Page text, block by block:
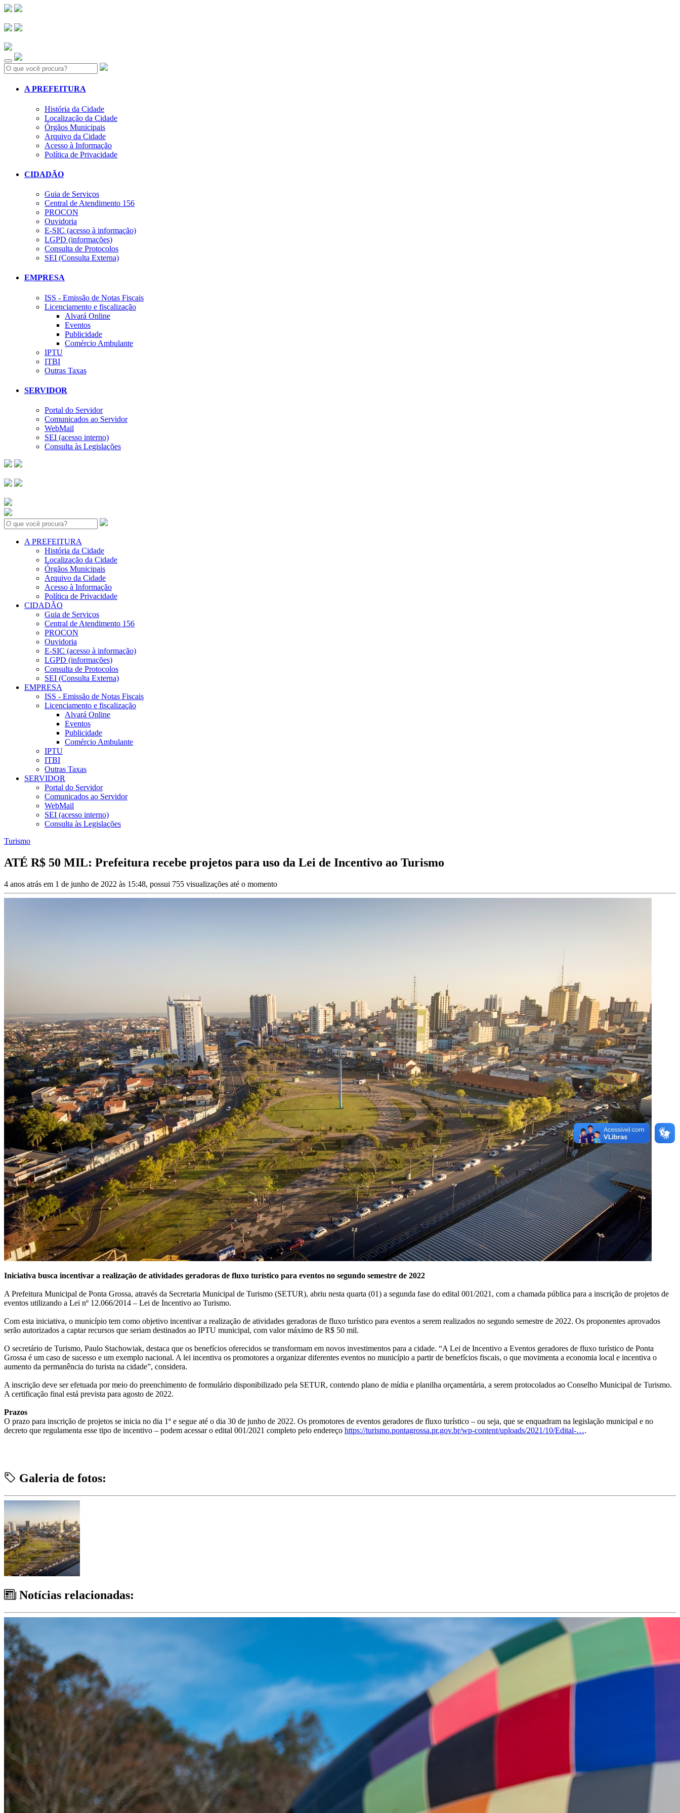
Search:
A PREFEITURA
História da Cidade
Localização da Cidade
Órgãos Municipais
Arquivo da Cidade
Acesso à Informação
Política de Privacidade
CIDADÃO
Guia de Serviços
Central de Atendimento 156
PROCON
Ouvidoria
E-SIC (acesso à informação)
LGPD (informações)
Consulta de Protocolos
SEI (Consulta Externa)
EMPRESA
ISS - Emissão de Notas Fiscais
Licenciamento e fiscalização
Alvará Online
Eventos
Publicidade
Comércio Ambulante
IPTU
ITBI
Outras Taxas
SERVIDOR
Portal do Servidor
Comunicados ao Servidor
WebMail
SEI (acesso interno)
Consulta às Legislações
Search:
A PREFEITURA
História da Cidade
Localização da Cidade
Órgãos Municipais
Arquivo da Cidade
Acesso à Informação
Política de Privacidade
CIDADÃO
Guia de Serviços
Central de Atendimento 156
PROCON
Ouvidoria
E-SIC (acesso à informação)
LGPD (informações)
Consulta de Protocolos
SEI (Consulta Externa)
EMPRESA
ISS - Emissão de Notas Fiscais
Licenciamento e fiscalização
Alvará Online
Eventos
Publicidade
Comércio Ambulante
IPTU
ITBI
Outras Taxas
SERVIDOR
Portal do Servidor
Comunicados ao Servidor
WebMail
SEI (acesso interno)
Consulta às Legislações
Turismo
ATÉ R$ 50 MIL: Prefeitura recebe projetos para uso da Lei de Incentivo ao Turismo
4 anos atrás em 1 de junho de 2022 às 15:48, possui 755 visualizações até o momento
Iniciativa busca incentivar a realização de atividades geradoras de fluxo turístico para eventos no segundo semestre de 2022
A Prefeitura Municipal de Ponta Grossa, através da Secretaria Municipal de Turismo (SETUR), abriu nesta quarta (01) a segunda fase do edital 001/2021, com a chamada pública para a inscrição de projetos de
eventos utilizando a Lei nº 12.066/2014 – Lei de Incentivo ao Turismo.
Com esta iniciativa, o município tem como objetivo incentivar a realização de atividades geradoras de fluxo turístico para eventos a serem realizados no segundo semestre de 2022. Os proponentes aprovados
serão autorizados a captar recursos que seriam destinados ao IPTU municipal, com valor máximo de R$ 50 mil.
O secretário de Turismo, Paulo Stachowiak, destaca que os benefícios oferecidos se transformam em novos investimentos para a cidade. “A Lei de Incentivo a Eventos geradores de fluxo turístico de Ponta
Grossa é um caso de sucesso e um exemplo nacional. A lei incentiva os promotores a organizar diferentes eventos no município a partir de benefícios fiscais, o que movimenta a economia local e incentiva o
aumento da permanência do turista na cidade”, considera.
A inscrição deve ser efetuada por meio do preenchimento de formulário disponibilizado pela SETUR, contendo plano de mídia e planilha orçamentária, a serem protocolados ao Conselho Municipal de Turismo.
A certificação final está prevista para agosto de 2022.
Prazos
O prazo para inscrição de projetos se inicia no dia 1º e segue até o dia 30 de junho de 2022. Os promotores de eventos geradores de fluxo turístico – ou seja, que se enquadram na legislação municipal e no
decreto que regulamenta esse tipo de incentivo – podem acessar o edital 001/2021 completo pelo endereço https://turismo.pontagrossa.pr.gov.br/wp-content/uploads/2021/10/Edital-….
Galeria de fotos:
Notícias relacionadas: